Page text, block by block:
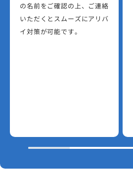
の名前をご確認の上、ご連絡
いただくとスムーズにアリバ
イ対策が可能です。